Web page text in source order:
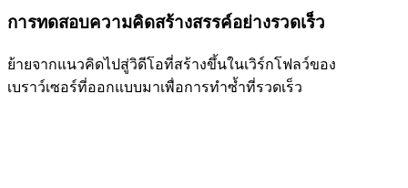
การทดสอบความคิดสร้างสรรค์อย่างรวดเร็ว
ย้ายจากแนวคิดไปสู่วิดีโอที่สร้างขึ้นในเวิร์กโฟลว์ของ
เบราว์เซอร์ที่ออกแบบมาเพื่อการทำซ้ำที่รวดเร็ว